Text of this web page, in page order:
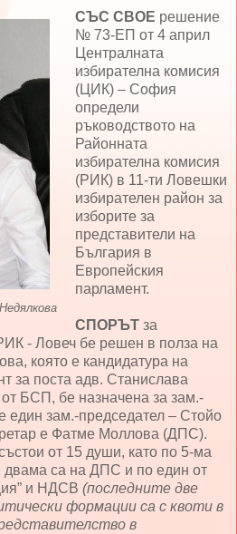
СЪС СВОЕ решение
№ 73-ЕП от 4 април
Централната
избирателна комисия
(ЦИК) – София
определи
ръководството на
Районната
избирателна комисия
(РИК) в 11-ти Ловешки
избирателен район за
изборите за
представители на
България в
Европейския
парламент.
СПОРЪТ за
- Ловеч бе решен в полза на
която е кандидатура на
за поста адв. Станислава
БСП, бе назначена за зам.-
един зам.-председател – Стойо
е Фатме Моллова (ДПС).
от 15 души, като по 5-ма
са на ДПС и по един от
и НДСВ (последните две
формации са с квоти в
в